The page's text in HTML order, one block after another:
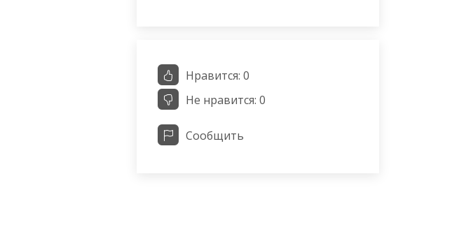
Нравится: 0
Не нравится: 0
Сообщить